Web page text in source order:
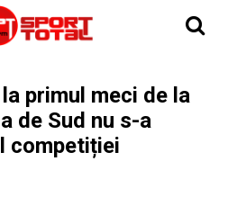
primul meci de la
de Sud nu s-a
competiției